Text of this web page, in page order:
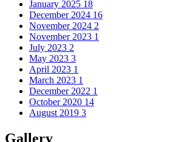
January 2025 18
December 2024 16
November 2024 2
November 2023 1
July 2023 2
May 2023 3
April 2023 1
March 2023 1
December 2022 1
October 2020 14
August 2019 3
Gallery